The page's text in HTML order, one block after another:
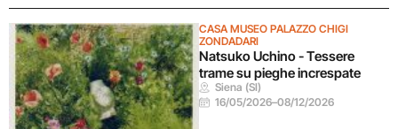
CASA MUSEO PALAZZO CHIGI
ZONDADARI
Natsuko Uchino - Tessere
trame su pieghe increspate
Siena (SI)
16/05/2026–08/12/2026